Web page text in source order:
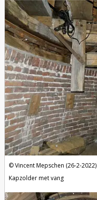
Vincent Mepschen (26-2-2022)
Kapzolder met vang